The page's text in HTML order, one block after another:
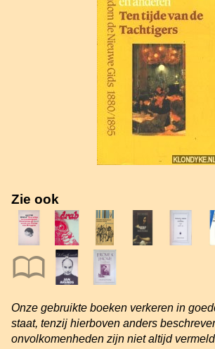
Zie ook
Onze gebruikte boeken verkeren in
staat, tenzij hierboven anders
onvolkomenheden zijn niet altijd